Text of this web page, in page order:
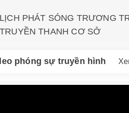
LỊCH PHÁT SÓNG TRƯƠNG
TRUYỀN THANH CƠ SỞ
phóng sự truyền hình